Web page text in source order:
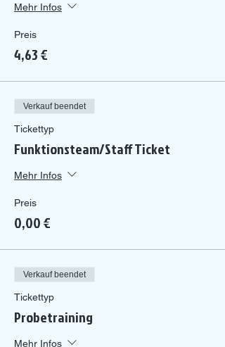
Mehr Infos
Preis
4,63 €
Verkauf beendet
Tickettyp
Funktionsteam/Staff Ticket
Mehr Infos
Preis
0,00 €
Verkauf beendet
Tickettyp
Probetraining
Mehr Infos